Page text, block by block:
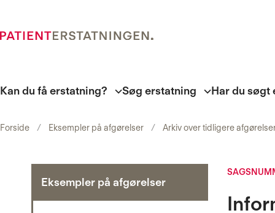
Kan du få erstatning? Søg erstatning Har du søgt
Forside Eksempler på afgørelser Arkiv over tidligere
Eksempler på afgørelser